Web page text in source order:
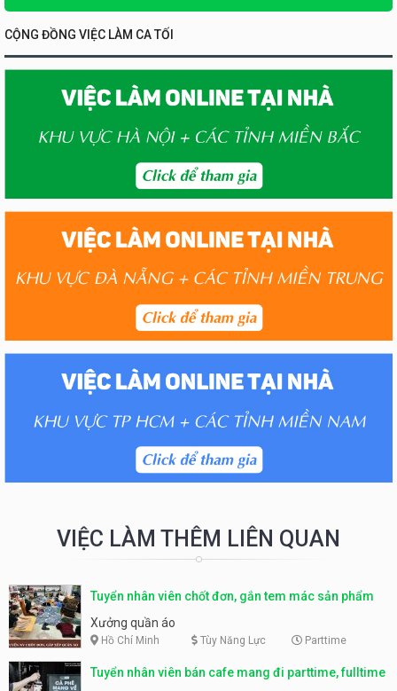
CỘNG ĐỒNG VIỆC LÀM CA TỐI
VIỆC LÀM THÊM LIÊN QUAN
Tuyển nhân viên chốt đơn, gắn tem mác sản phẩm
Xưởng quần áo
Hồ Chí Minh Tùy Năng Lực Parttime
Tuyển nhân viên bán cafe mang đi parttime, fulltime